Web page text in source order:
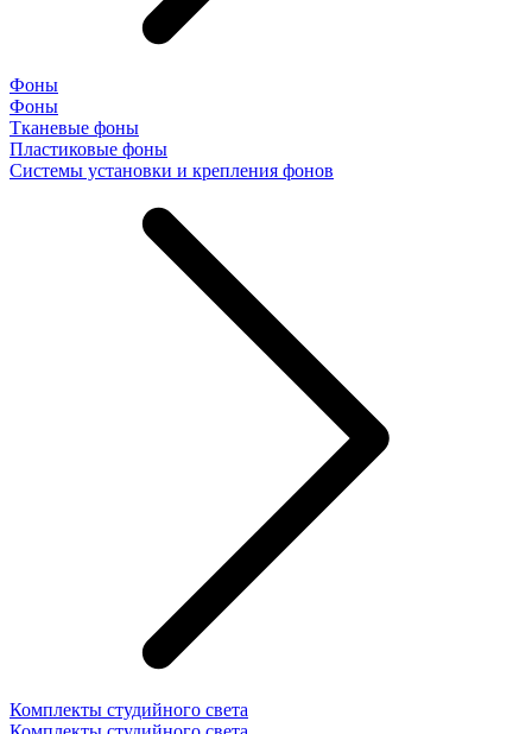
Фоны
Фоны
Тканевые фоны
Пластиковые фоны
Системы установки и крепления фонов
Комплекты студийного света